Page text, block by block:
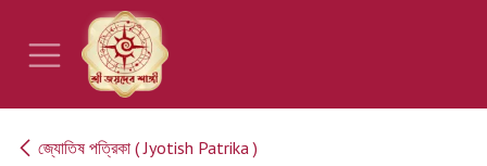
Skip to Content
জ্যোতিষ পত্রিকা ( Jyotish Patrika )